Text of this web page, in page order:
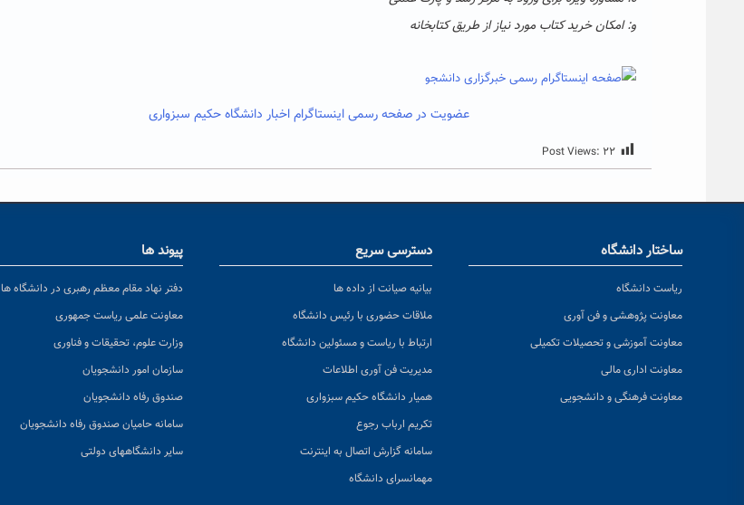
و: امکان خرید کتاب مورد نیاز از طریق کتابخانه
عضویت در صفحه رسمی اینستاگرام اخبار دانشگاه حکیم سبزواری
Post Views: ۲۲
ساختار دانشگاه
ریاست دانشگاه
معاونت پژوهشی و فن آوری
معاونت آموزشی و تحصیلات تکمیلی
معاونت اداری مالی
معاونت فرهنگی و دانشجویی
دسترسی سریع
بیانیه صیانت از داده ها
ملاقات حضوری با رئیس دانشگاه
ارتباط با ریاست و مسئولین دانشگاه
مدیریت فن آوری اطلاعات
همیار دانشگاه حکیم سبزواری
تکریم ارباب رجوع
سامانه گزارش اتصال به اینترنت
مهمانسرای دانشگاه
پیوند ها
دفتر نهاد مقام معظم رهبری در دانشگاه ها
معاونت علمی ریاست جمهوری
وزارت علوم، تحقیقات و فناوری
سازمان امور دانشجویان
صندوق رفاه دانشجویان
سامانه حامیان صندوق رفاه دانشجویان
سایر دانشگاههای دولتی